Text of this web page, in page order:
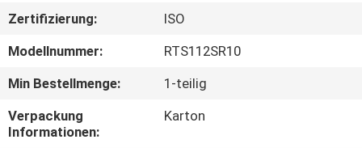
FABRIK-
AUSFLUG
QUALITÄTSKONTROLLE
Zertifizierung:
ISO
Modellnummer:
RTS112SR10
Min Bestellmenge:
1-teilig
Verpackung
Informationen:
Karton